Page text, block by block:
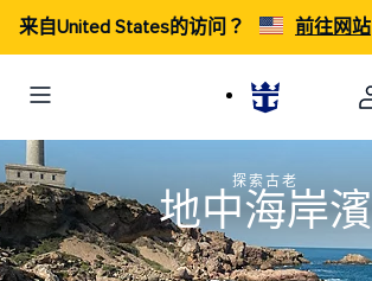
来自United States的访问？ 前往网站
探索古老
地中海岸濱